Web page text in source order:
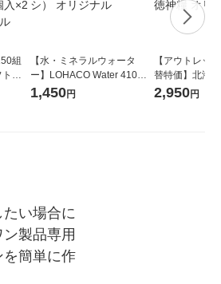
組
パ
オ
【水・ミネラルウォータ
ー】LOHACO Water 410ml
1箱（20本入）ラベルレス
（イチオシ） オリジナル
1,450円
【アウトレッ
替特価】北海
し 精白米 5kg
米 木徳神糧 オ
2,950円
い場合に
製品専用
簡単に作